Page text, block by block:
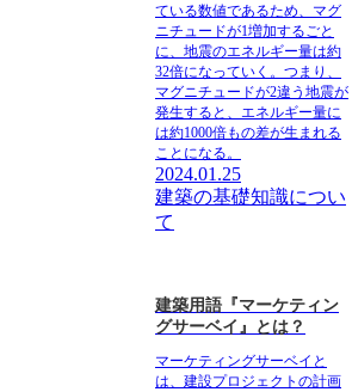
ている数値であるため、マグ
ニチュードが1増加するごと
に、地震のエネルギー量は約
32倍になっていく。つまり、
マグニチュードが2違う地震が
発生すると、エネルギー量に
は約1000倍もの差が生まれる
ことになる。
2024.01.25
建築の基礎知識につい
て
建築用語『マーケティン
グサーベイ』とは？
マーケティングサーベイ と
は、建設プロジェクトの計画